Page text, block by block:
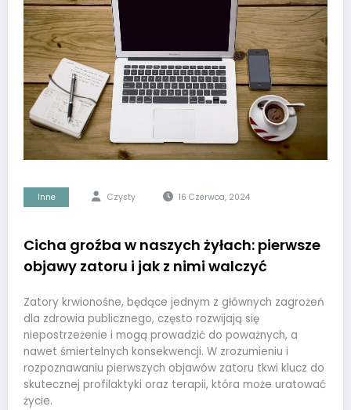
Inne Czysty 16 Czerwca, 2024
Cicha groźba w naszych żyłach: pierwsze
objawy zatoru i jak z nimi walczyć
Zatory krwionośne, będące jednym z głównych zagrożeń
dla zdrowia publicznego, często rozwijają się
niepostrzeżenie i mogą prowadzić do poważnych, a
nawet śmiertelnych konsekwencji. W zrozumieniu i
rozpoznawaniu pierwszych objawów zatoru tkwi klucz do
skutecznej profilaktyki oraz terapii, która może uratować
życie.